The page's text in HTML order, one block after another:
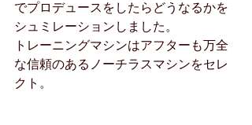
でプロデュースをしたらどうなるかを
シュミレーションしました。
トレーニングマシンはアフターも万全
な信頼のあるノーチラスマシンをセレ
クト。